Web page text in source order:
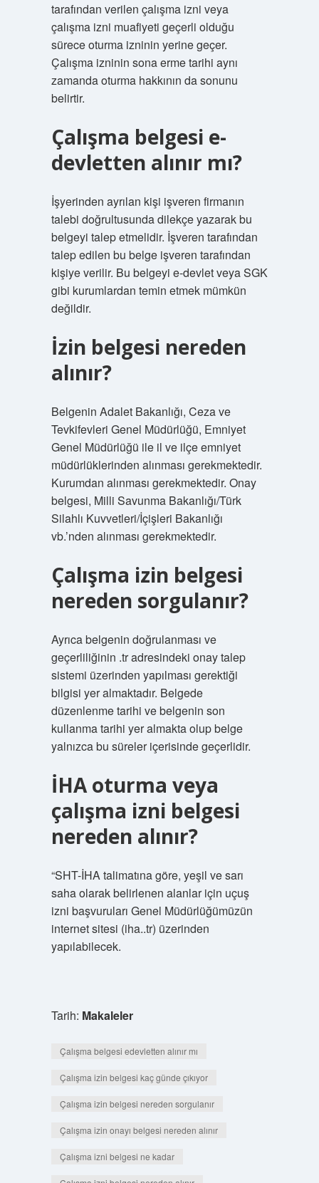
tarafından verilen çalışma izni veya
çalışma izni muafiyeti geçerli olduğu
sürece oturma izninin yerine geçer.
Çalışma izninin sona erme tarihi aynı
zamanda oturma hakkının da sonunu
belirtir.
Çalışma belgesi e-
devletten alınır mı?
İşyerinden ayrılan kişi işveren firmanın
talebi doğrultusunda dilekçe yazarak bu
belgeyi talep etmelidir. İşveren tarafından
talep edilen bu belge işveren tarafından
kişiye verilir. Bu belgeyi e-devlet veya SGK
gibi kurumlardan temin etmek mümkün
değildir.
İzin belgesi nereden
alınır?
Belgenin Adalet Bakanlığı, Ceza ve
Tevkifevleri Genel Müdürlüğü, Emniyet
Genel Müdürlüğü ile il ve ilçe emniyet
müdürlüklerinden alınması gerekmektedir.
Kurumdan alınması gerekmektedir. Onay
belgesi, Milli Savunma Bakanlığı/Türk
Silahlı Kuvvetleri/İçişleri Bakanlığı
vb.’nden alınması gerekmektedir.
Çalışma izin belgesi
nereden sorgulanır?
Ayrıca belgenin doğrulanması ve
geçerliliğinin .tr adresindeki onay talep
sistemi üzerinden yapılması gerektiği
bilgisi yer almaktadır. Belgede
düzenlenme tarihi ve belgenin son
kullanma tarihi yer almakta olup belge
yalnızca bu süreler içerisinde geçerlidir.
İHA oturma veya
çalışma izni belgesi
nereden alınır?
“SHT-İHA talimatına göre, yeşil ve sarı
saha olarak belirlenen alanlar için uçuş
izni başvuruları Genel Müdürlüğümüzün
internet sitesi (iha..tr) üzerinden
yapılabilecek.
Tarih: Makaleler
Çalışma belgesi edevletten alınır mı
Çalışma izin belgesi kaç günde çıkıyor
Çalışma izin belgesi nereden sorgulanır
Çalışma izin onayı belgesi nereden alınır
Çalışma izni belgesi ne kadar